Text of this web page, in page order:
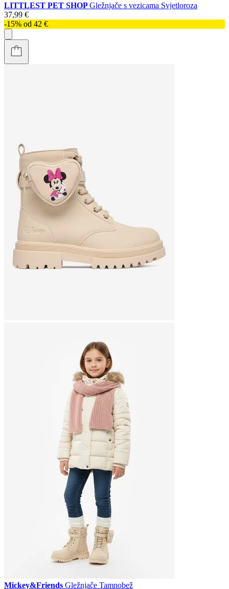
LITTLEST PET SHOPGležnjače s vezicama Svjetloroza
37,99 €
-15% od 42 €
Mickey&Friends Gležnjače Tamnobež